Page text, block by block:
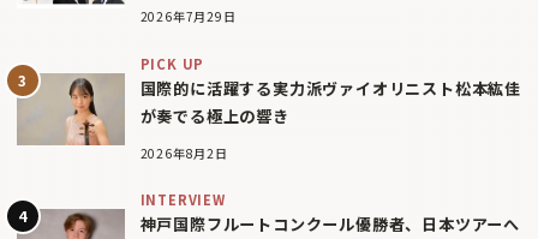
2026年7月29日
PICK UP
国際的に活躍する実力派ヴァイオリニスト松本紘佳
が奏でる極上の響き
2026年8月2日
INTERVIEW
神戸国際フルートコンクール優勝者、日本ツアーへ